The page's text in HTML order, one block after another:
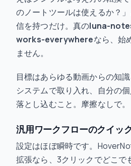
のノートツールは使えるか？
信を持つだけ。真のluna-
works-everywhereなら、始
ません。
目標はあらゆる動画からの知
システムで取り入れ、自分の
落とし込むこと。摩擦なしで。
汎用ワークフローのクイッ
設定はほぼ瞬時です。
拡張なら、3クリックでどこで